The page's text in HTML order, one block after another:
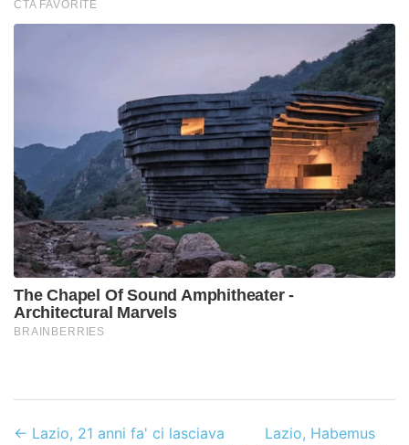
← Lazio, 21 anni fa' ci lasciava
Lazio, Habemus